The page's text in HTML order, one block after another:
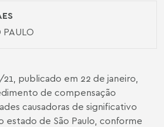
publicado em 22 de janeiro,
de compensação
causadoras de significativo
estado de São Paulo, conforme